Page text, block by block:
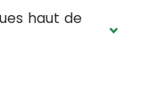
haut de